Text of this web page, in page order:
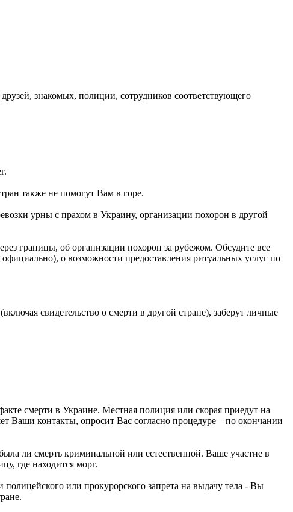
знакомых, полиции, сотрудников соответствующего
также не помогут Вам в горе.
урны с прахом в Украину, организации похорон в другой
границы, об организации похорон за рубежом. Обсудите все
о возможности предоставления ритуальных услуг по
свидетельство о смерти в другой стране), заберут личные
смерти в Украине. Местная полиция или скорая приедут на
Ваши контакты, опросит Вас согласно процедуре – по окончании
ли смерть криминальной или естественной. Ваше участие в
где находится морг.
или прокурорского запрета на выдачу тела - Вы